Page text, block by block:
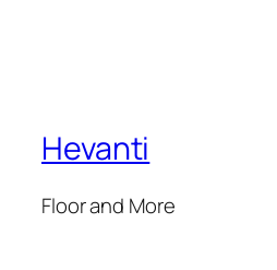
Hevanti
Floor and More